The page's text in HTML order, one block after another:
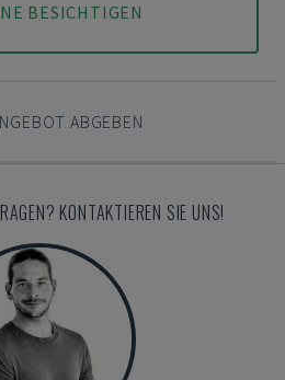
BESICHTIGEN
ABGEBEN
KONTAKTIEREN SIE UNS!